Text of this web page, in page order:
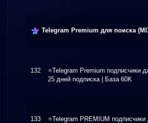
Telegram Premium для поиска
132
⭐️Telegram Premium подписчики
25 дней подписка | База 60K
133
⭐️Telegram PREMIUM подписчики